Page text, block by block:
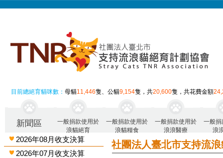
目前總絕育貓咪數：母貓11,446隻、公貓9,154隻，共20,600隻，共花費金額
新聞區
一般捐款使用於
浪貓絕育
一般捐款使用於
浪貓糧食
一般捐款使用於
浪浪醫療
一般捐
浪
2026年08月收支決算
2026年07月收支決算
社團法人臺北市支持流